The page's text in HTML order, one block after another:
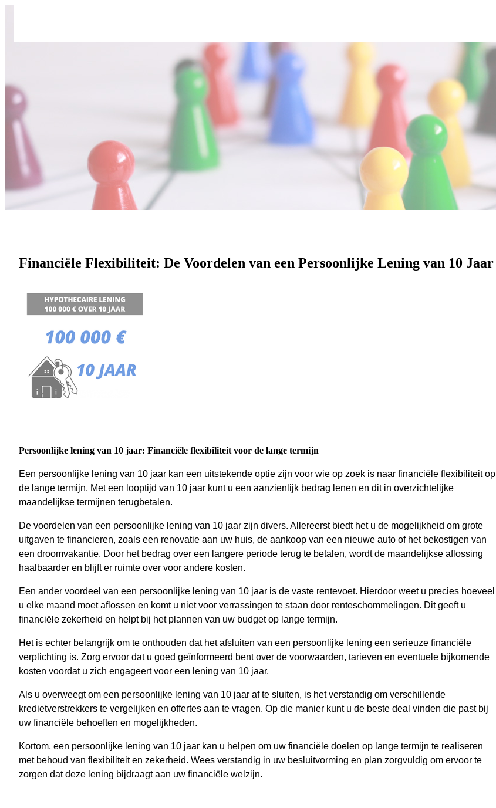
Financiële Flexibiliteit: De Voordelen van een Persoonlijke Lening van 10 Jaar
Persoonlijke lening van 10 jaar: Financiële flexibiliteit voor de lange termijn
Een persoonlijke lening van 10 jaar kan een uitstekende optie zijn voor wie op zoek is naar financiële flexibiliteit op
de lange termijn. Met een looptijd van 10 jaar kunt u een aanzienlijk bedrag lenen en dit in overzichtelijke
maandelijkse termijnen terugbetalen.
De voordelen van een persoonlijke lening van 10 jaar zijn divers. Allereerst biedt het u de mogelijkheid om grote
uitgaven te financieren, zoals een renovatie aan uw huis, de aankoop van een nieuwe auto of het bekostigen van
een droomvakantie. Door het bedrag over een langere periode terug te betalen, wordt de maandelijkse aflossing
haalbaarder en blijft er ruimte over voor andere kosten.
Een ander voordeel van een persoonlijke lening van 10 jaar is de vaste rentevoet. Hierdoor weet u precies hoeveel
u elke maand moet aflossen en komt u niet voor verrassingen te staan door renteschommelingen. Dit geeft u
financiële zekerheid en helpt bij het plannen van uw budget op lange termijn.
Het is echter belangrijk om te onthouden dat het afsluiten van een persoonlijke lening een serieuze financiële
verplichting is. Zorg ervoor dat u goed geïnformeerd bent over de voorwaarden, tarieven en eventuele bijkomende
kosten voordat u zich engageert voor een lening van 10 jaar.
Als u overweegt om een persoonlijke lening van 10 jaar af te sluiten, is het verstandig om verschillende
kredietverstrekkers te vergelijken en offertes aan te vragen. Op die manier kunt u de beste deal vinden die past bij
uw financiële behoeften en mogelijkheden.
Kortom, een persoonlijke lening van 10 jaar kan u helpen om uw financiële doelen op lange termijn te realiseren
met behoud van flexibiliteit en zekerheid. Wees verstandig in uw besluitvorming en plan zorgvuldig om ervoor te
zorgen dat deze lening bijdraagt aan uw financiële welzijn.